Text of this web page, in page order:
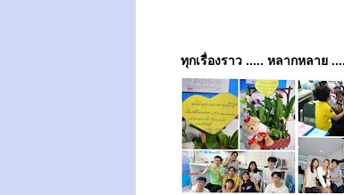
ทุกเรื่องราว ..... หลากหลาย